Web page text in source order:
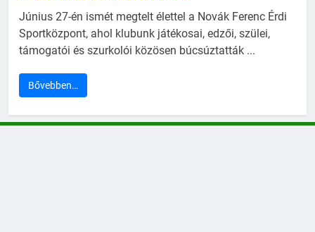
Június 27-én ismét megtelt élettel a Novák Ferenc Érdi
Sportközpont, ahol klubunk játékosai, edzői, szülei,
támogatói és szurkolói közösen búcsúztatták ...
Bővebben…